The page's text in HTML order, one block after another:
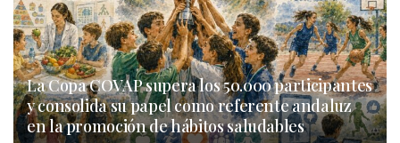
La Copa COVAP supera los 50.000 participantes
y consolida su papel como referente andaluz
en la promoción de hábitos saludables